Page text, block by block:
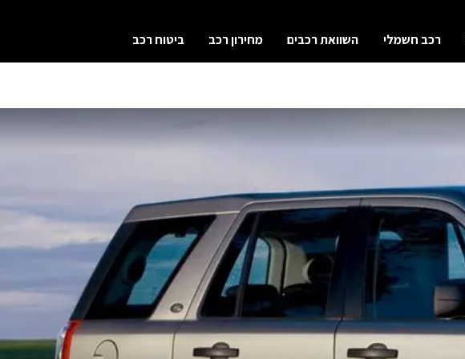
רכב חשמלי השוואת רכבים מחירון רכב ביטוח רכב